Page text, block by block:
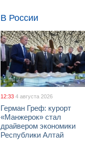
В России
12:33 4 августа 2026
Герман Греф: курорт
«Манжерок» стал
драйвером экономики
Республики Алтай